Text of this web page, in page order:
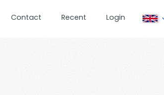
Contact Recent Login